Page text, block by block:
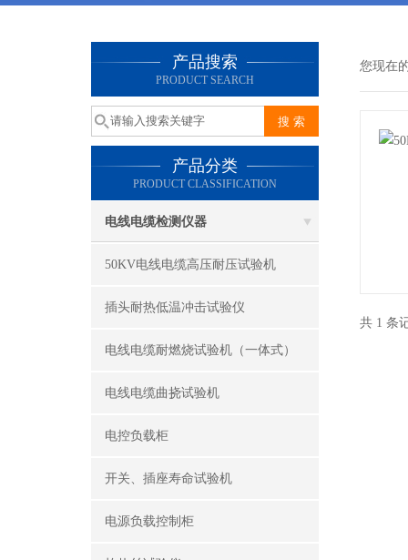
产品搜索
PRODUCT SEARCH
产品分类
PRODUCT CLASSIFICATION
电线电缆检测仪器
50KV电线电缆高压耐压试验机
插头耐热低温冲击试验仪
电线电缆耐燃烧试验机（一体式）
电线电缆曲挠试验机
电控负载柜
开关、插座寿命试验机
电源负载控制柜
您现在
共 1 条